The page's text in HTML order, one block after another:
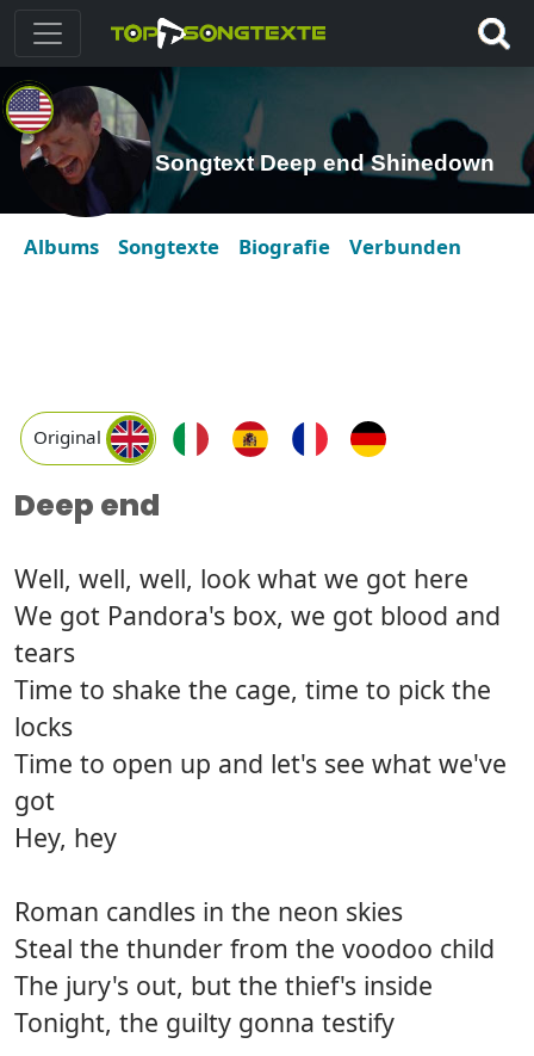
Songtext Deep end Shinedown
Albums Songtexte Biografie Verbunden
Original
Deep end
Well, well, well, look what we got here
We got Pandora's box, we got blood and
tears
Time to shake the cage, time to pick the
locks
Time to open up and let's see what we've
got
Hey, hey
Roman candles in the neon skies
Steal the thunder from the voodoo child
The jury's out, but the thief's inside
Tonight, the guilty gonna testify